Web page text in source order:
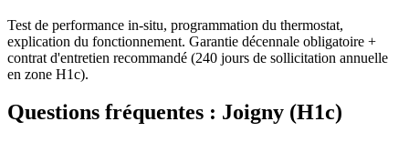
Test de performance in-situ, programmation du thermostat,
explication du fonctionnement. Garantie décennale obligatoire +
contrat d'entretien recommandé (240 jours de sollicitation annuelle
en zone H1c).
Questions fréquentes : Joigny (H1c)